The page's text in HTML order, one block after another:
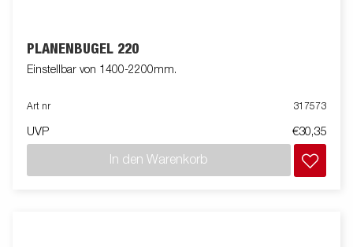
PLANENBÜGEL 220
Einstellbar von 1400-2200mm.
Art nr 317573
UVP €30,35
In den Warenkorb